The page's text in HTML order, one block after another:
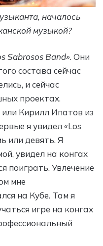
началось
музыкой?
Sabrosos Band». Они
состава сейчас
и сейчас
проектах.
Кирилл Ипатов из
я увидел «Los
или девять. Я
увидел на конгах
поиграть. Увлечение
мне
на Кубе. Там я
игре на конгах